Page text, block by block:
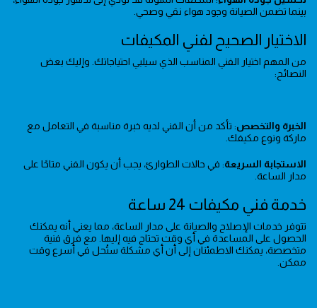
بينما تضمن الصيانة وجود هواء نقي وصحي.
الاختيار الصحيح لفني المكيفات
من المهم اختيار الفني المناسب الذي سيلبي احتياجاتك. وإليك بعض
النصائح:
الخبرة والتخصص: تأكد من أن الفني لديه خبرة مناسبة في التعامل مع
ماركة ونوع مكيفك.
الاستجابة السريعة: في حالات الطوارئ، يجب أن يكون الفني متاحًا على
مدار الساعة.
خدمة فني مكيفات 24 ساعة
تتوفر خدمات الإصلاح والصيانة على مدار الساعة، مما يعني أنه يمكنك
الحصول على المساعدة في أي وقت تحتاج فيه إليها. مع فرق فنية
متخصصة، يمكنك الاطمئنان إلى أن أي مشكلة ستُحل في أسرع وقت
ممكن.